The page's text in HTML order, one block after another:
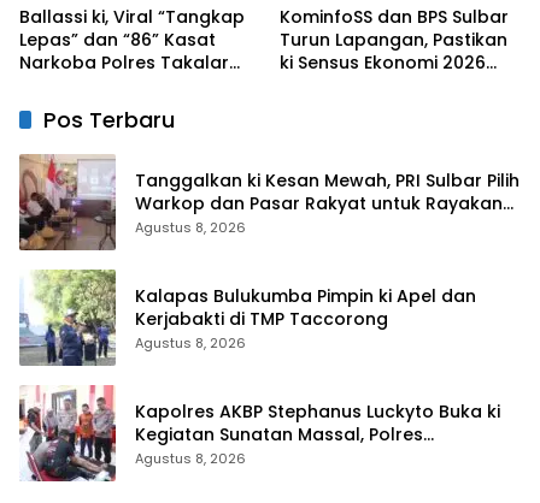
Ballassi ki, Viral “Tangkap
Lepas” dan “86” Kasat
Narkoba Polres Takalar
KominfoSS dan BPS Sulbar
Turun Lapangan, Pastikan
ki Sensus Ekonomi 2026
Pos Terbaru
Tanggalkan ki Kesan Mewah, PRI Sulbar Pilih
Warkop dan Pasar Rakyat untuk Rayakan
HUT Ke-1
Agustus 8, 2026
Kalapas Bulukumba Pimpin ki Apel dan
Kerjabakti di TMP Taccorong
Agustus 8, 2026
Kapolres AKBP Stephanus Luckyto Buka ki
Kegiatan Sunatan Massal, Polres
Bulukumba Kerjasama dengan Pemuda
Agustus 8, 2026